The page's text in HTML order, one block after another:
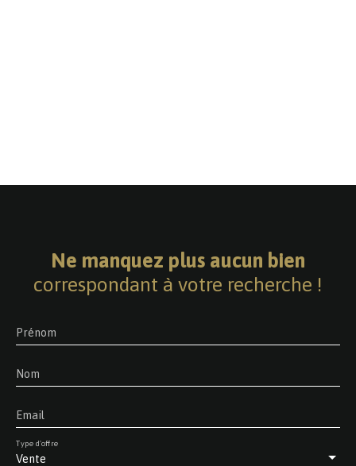
Ne manquez plus aucun bien
correspondant à votre recherche !
Prénom
Nom
Email
Vente
Type d'offre